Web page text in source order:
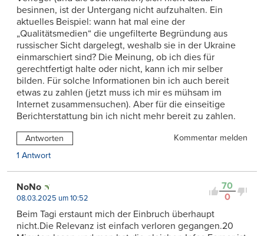
besinnen, ist der Untergang nicht aufzuhalten. Ein
aktuelles Beispiel: wann hat mal eine der
„Qualitätsmedien“ die ungefilterte Begründung aus
russischer Sicht dargelegt, weshalb sie in der Ukraine
einmarschiert sind? Die Meinung, ob ich dies für
gerechtfertigt halte oder nicht, kann ich mir selber
bilden. Für solche Informationen bin ich auch bereit
etwas zu zahlen (jetzt muss ich mir es mühsam im
Internet zusammensuchen). Aber für die einseitige
Berichterstattung bin ich nicht mehr bereit zu zahlen.
Antworten
Kommentar melden
1 Antwort
70
0
NoNo
08.03.2025 um 10:52
Beim Tagi erstaunt mich der Einbruch überhaupt
nicht.Die Relevanz ist einfach verloren gegangen.20